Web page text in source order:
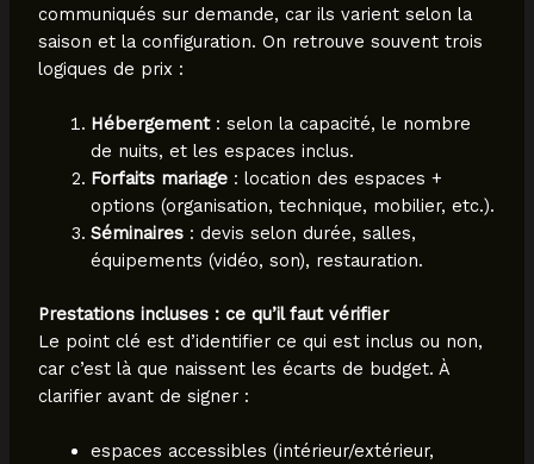
communiqués sur demande, car ils varient selon la
saison et la configuration. On retrouve souvent trois
logiques de prix :
Hébergement: selon la capacité, le nombre
de nuits, et les espaces inclus.
Forfaits mariage: location des espaces +
options (organisation, technique, mobilier, etc.).
Séminaires: devis selon durée, salles,
équipements (vidéo, son), restauration.
Prestations incluses : ce qu’il faut vérifier
Le point clé est d’identifier ce qui est inclus ou non,
car c’est là que naissent les écarts de budget. À
clarifier avant de signer :
espaces accessibles (intérieur/extérieur,